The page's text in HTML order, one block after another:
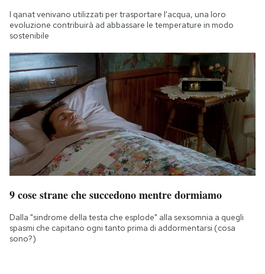
I qanat venivano utilizzati per trasportare l'acqua, una loro
evoluzione contribuirà ad abbassare le temperature in modo
sostenibile
9 cose strane che succedono mentre dormiamo
Dalla "sindrome della testa che esplode" alla sexsomnia a quegli
spasmi che capitano ogni tanto prima di addormentarsi (cosa
sono?)